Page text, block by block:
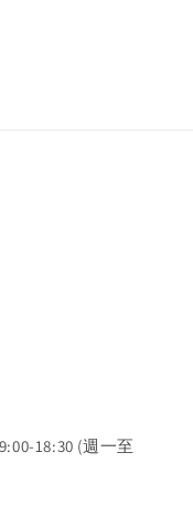
18:30 (週一至